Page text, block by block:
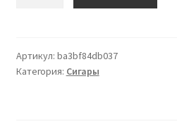
Petit
Corona
Артикул: ba3bf84db037
Категория: Сигары